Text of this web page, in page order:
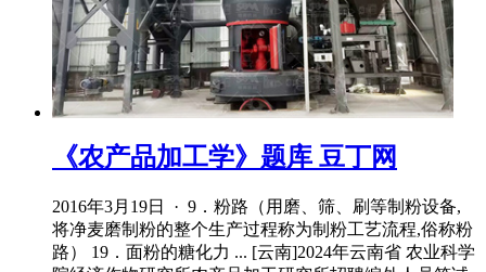
《农产品加工学》题库 豆丁网
2016年3月19日 · 9．粉路（用磨、筛、刷等制粉设备,
将净麦磨制粉的整个生产过程称为制粉工艺流程,俗称粉
路） 19．面粉的糖化力 ... [云南]2024年云南省 农业科学